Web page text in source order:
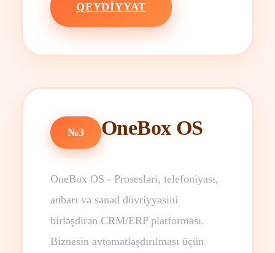
QEYDIYYAT
№3 OneBox OS
OneBox OS - Prosesləri, telefoniyası,
anbarı və sənəd dövriyyəsini
birləşdirən CRM/ERP platforması.
Biznesin avtomatlaşdırılması üçün